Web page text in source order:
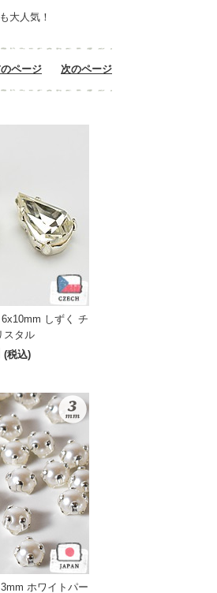
大人気！
ページ 次のページ
6x10mm しずく チ
スタル
(税込)
ホワイトパー